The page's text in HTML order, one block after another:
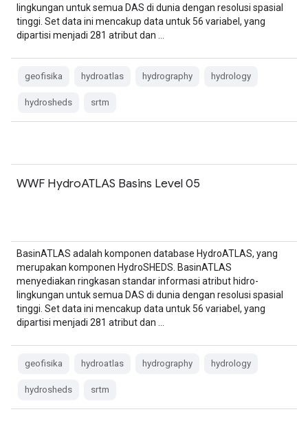
lingkungan untuk semua DAS di dunia dengan resolusi spasial
tinggi. Set data ini mencakup data untuk 56 variabel, yang
dipartisi menjadi 281 atribut dan …
geofisika hydroatlas hydrography hydrology
hydrosheds srtm
WWF HydroATLAS Basins Level 05
BasinATLAS adalah komponen database HydroATLAS, yang
merupakan komponen HydroSHEDS. BasinATLAS
menyediakan ringkasan standar informasi atribut hidro-
lingkungan untuk semua DAS di dunia dengan resolusi spasial
tinggi. Set data ini mencakup data untuk 56 variabel, yang
dipartisi menjadi 281 atribut dan …
geofisika hydroatlas hydrography hydrology
hydrosheds srtm